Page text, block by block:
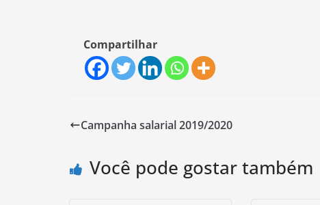
Compartilhar
Campanha salarial 2019/2020
Você pode gostar também